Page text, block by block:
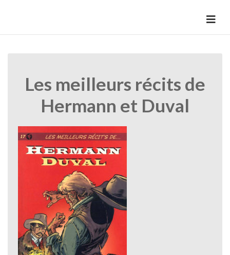
Les meilleurs récits de
Hermann et Duval